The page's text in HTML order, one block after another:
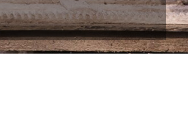
Fugenschneiden